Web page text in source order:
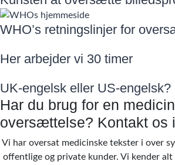
WHO’s retningslinjer for
Her arbejder vi 30 timer
UK-engelsk eller US-engelsk?
Har du brug for en
oversættelse? Kontakt os
Vi har oversat medicinske tekster i over
offentlige og private kunder. Vi kender alt